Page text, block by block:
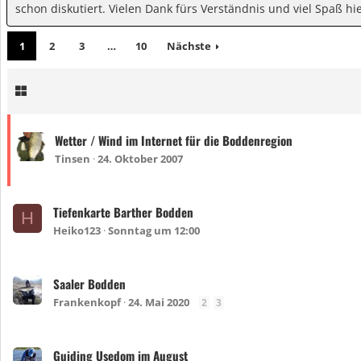
schon diskutiert. Vielen Dank fürs Verständnis und viel Spaß
1 2 3 … 10 Nächste
Wetter / Wind im Internet für die Boddenregion
Tinsen 24. Oktober 2007
H Tiefenkarte Barther Bodden
Heiko123 Sonntag um 12:00
Saaler Bodden
Frankenkopf 24. Mai 2020 2 3
Guiding Usedom im August